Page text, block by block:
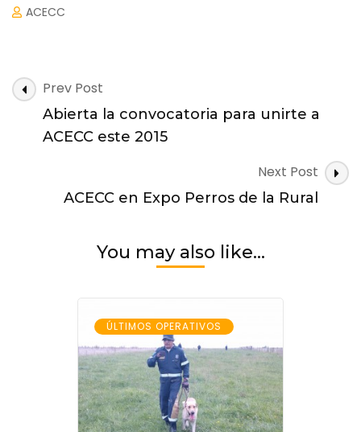
ACECC
Post
Navigation
Prev Post
Abierta la convocatoria para unirte a
ACECC este 2015
Next Post
ACECC en Expo Perros de la Rural
You may also like...
ÚLTIMOS OPERATIVOS